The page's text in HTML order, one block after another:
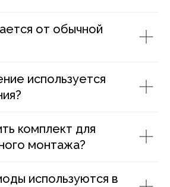
от обычной
используется
комплект для
монтажа?
используются в